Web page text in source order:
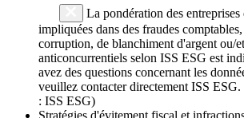
La pondération des
impliquées dans des fraudes comptables,
corruption, de blanchiment d'argent ou/
anticoncurrentiels selon ISS ESG est
avez des questions concernant les
veuillez contacter directement ISS ESG.
: ISS ESG)
Stratégies d'évitement fiscal et